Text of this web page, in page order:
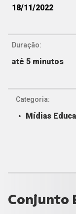
18/11/2022
Duração:
até 5 minutos
Categoria:
Mídias
Conjunto